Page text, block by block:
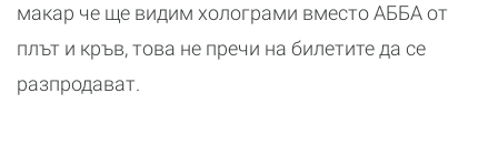
макар че ще видим холограми вместо АББА от
плът и кръв, това не пречи на билетите да се
разпродават.